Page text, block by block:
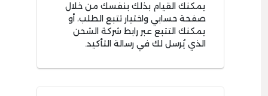
يمكنك القيام بذلك بنفسك من خلال
صفحة حسابي واختيار تتبع الطلب، أو
يمكنك التتبع عبر رابط شركة الشحن
الذي يُرسل لك في رسالة التأكيد.